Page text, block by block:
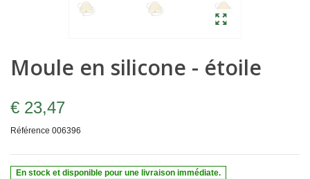
Moule en silicone - étoile
€ 23,47
Référence 006396
En stock et disponible pour une livraison immédiate.